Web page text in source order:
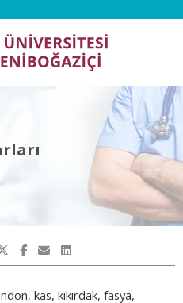
kas, kıkırdak, fasya,